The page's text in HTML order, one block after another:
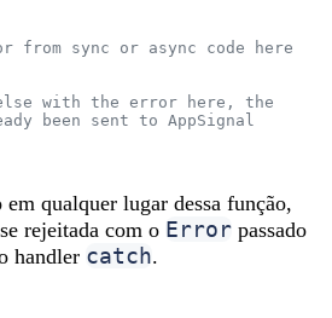
from sync or async code here
with the error here, the
been sent to AppSignal
qualquer lugar dessa função,
rejeitada com o Error passado
handler catch.